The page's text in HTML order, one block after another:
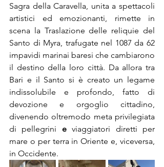
Sagra della Caravella, unita a spettacoli
artistici ed emozionanti, rimette in
scena la Trasla­zione delle reliquie del
Santo di Myra, trafugate nel 1087 da 62
impavidi marinai baresi che cambiarono
il destino della loro città. Da allora tra
Bari e il Santo si è creato un legame
indissolubile e profondo, fatto di
devozione e orgoglio cittadino,
divenendo oltremodo meta privilegiata
di pellegrini e viaggiatori diretti per
mare o per terra in Oriente e, viceversa,
in Occidente.